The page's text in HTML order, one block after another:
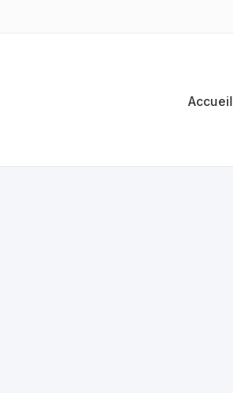
Accueil